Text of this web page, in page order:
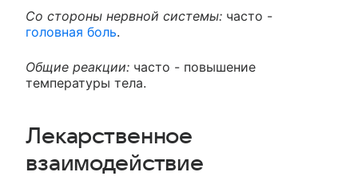
Со стороны нервной системы: часто -
головная боль.
Общие реакции: часто - повышение
температуры тела.
Лекарственное
взаимодействие